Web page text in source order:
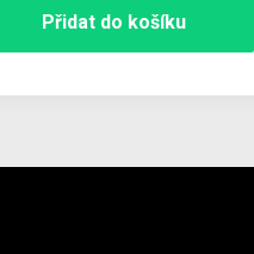
Přidat do košíku